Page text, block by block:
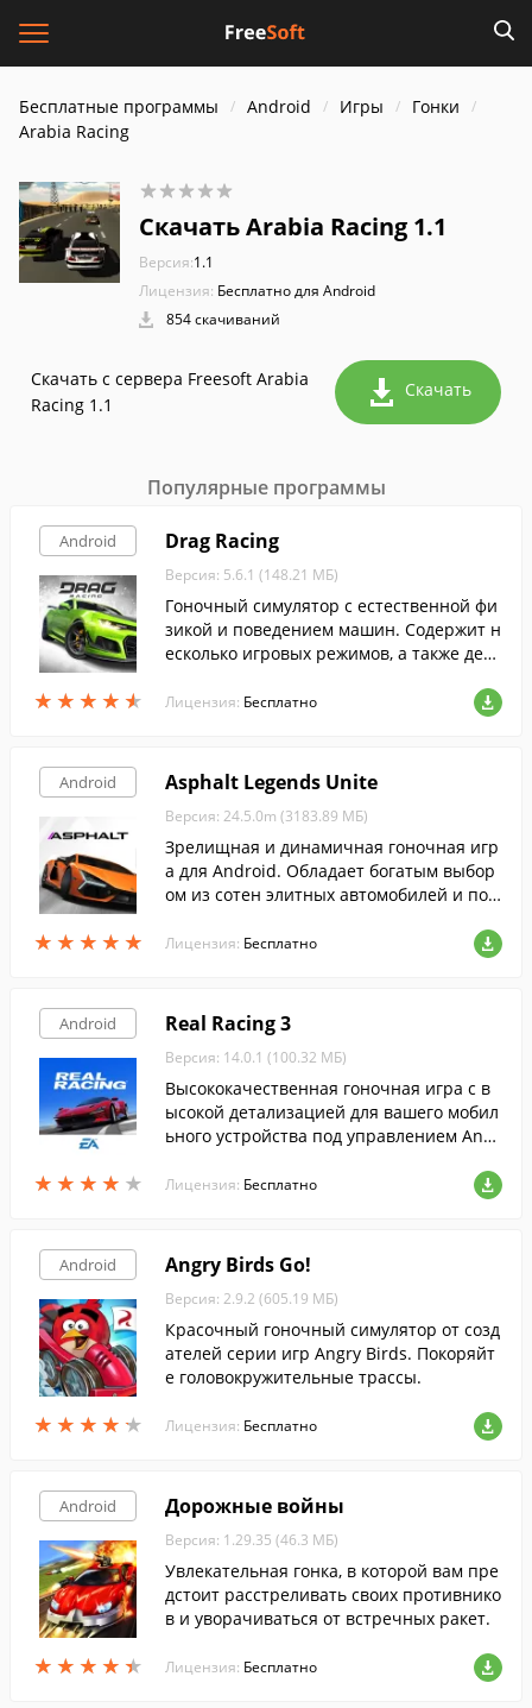
Бесплатные программы Android Игры
Гонки
Arabia Racing
Скачать Arabia Racing 1.1
Версия:1.1
Лицензия: Бесплатно для Android
854 скачиваний
Скачать с сервера Freesoft Arabia
Racing 1.1
Скачать
Популярные программы
Android
★ ★ ★ ★ ★
★ ★ ★ ★ ★
Drag Racing
Версия: 5.6.1 (148.21 МБ)
Гоночный симулятор с естественной фи
зикой и поведением машин. Содержит н
есколько игровых режимов, а также деся
Лицензия: Бесплатно
Android
★ ★ ★ ★ ★
★ ★ ★ ★ ★
Asphalt Legends Unite
Версия: 24.5.0m (3183.89 МБ)
Зрелищная и динамичная гоночная игр
а для Android. Обладает богатым выбор
ом из сотен элитных автомобилей и поз
оками онлайн.
Лицензия: Бесплатно
Android
★ ★ ★ ★ ★
★ ★ ★ ★ ★
Real Racing 3
Версия: 14.0.1 (100.32 МБ)
Высококачественная гоночная игра с в
ысокой детализацией для вашего мобил
ьного устройства под управлением Andr
Лицензия: Бесплатно
Android
★ ★ ★ ★ ★
★ ★ ★ ★ ★
Angry Birds Go!
Версия: 2.9.2 (605.19 МБ)
Красочный гоночный симулятор от созд
ателей серии игр Angry Birds. Покоряйт
е головокружительные трассы.
Лицензия: Бесплатно
Android
★ ★ ★ ★ ★
★ ★ ★ ★ ★
Дорожные войны
Версия: 1.29.35 (46.3 МБ)
Увлекательная гонка, в которой вам пре
дстоит расстреливать своих противнико
в и уворачиваться от встречных ракет.
Лицензия: Бесплатно